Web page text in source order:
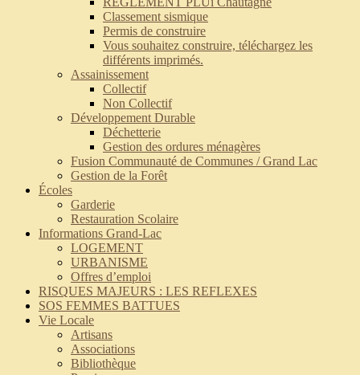
Classement sismique
Permis de construire
Vous souhaitez construire, téléchargez les
différents imprimés.
Assainissement
Collectif
Non Collectif
Développement Durable
Déchetterie
Gestion des ordures ménagères
Fusion Communauté de Communes / Grand Lac
Gestion de la Forêt
Écoles
Garderie
Restauration Scolaire
Informations Grand-Lac
LOGEMENT
URBANISME
Offres d’emploi
RISQUES MAJEURS : LES REFLEXES
SOS FEMMES BATTUES
Vie Locale
Artisans
Associations
Bibliothèque